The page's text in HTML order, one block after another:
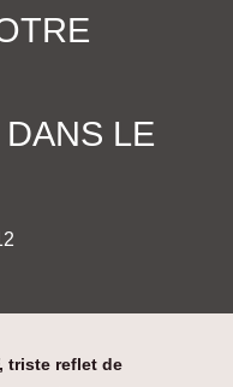
DANS LE
triste reflet de